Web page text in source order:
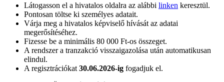
Látogasson el a hivatalos oldalra az alábbi linken keresztül.
Pontosan töltse ki személyes adatait.
Várja meg a hivatalos képviselő hívását az adatai
megerősítéséhez.
Fizesse be a minimális 80 000 Ft-os összeget.
A rendszer a tranzakció visszaigazolása után automatikusan
elindul.
A regisztrációkat 30.06.2026-ig fogadjuk el.